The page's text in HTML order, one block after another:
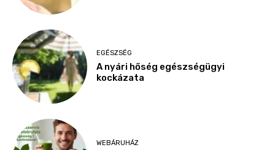
EGÉSZSÉG
A nyári hőség egészségügyi
kockázata
WEBÁRUHÁZ